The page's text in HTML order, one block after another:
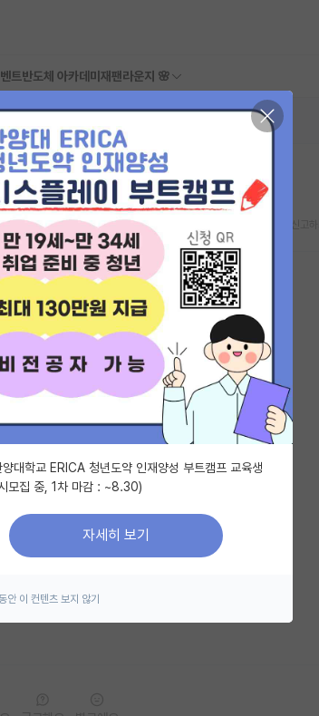
트반도체 아카데미 재팬라운지 🌸
?
대학교 ERICA 청년도약 인재양성 부트캠프 교육생
모집 중, 1차 마감 : ~8.30)
자세히 보기
안 이 컨텐츠 보지 않기